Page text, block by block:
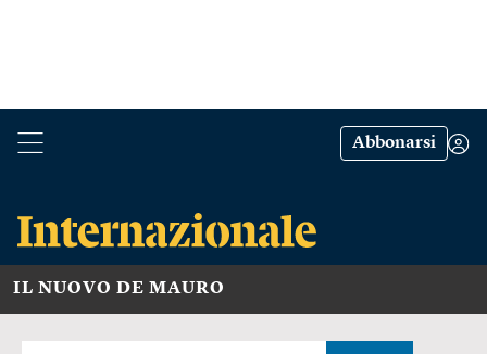
Abbonarsi
IL NUOVO DE MAURO